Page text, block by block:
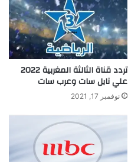
تردد قناة الثالثة المغربية 2022
علي نايل سات وعرب سات
نوفمبر 17, 2021